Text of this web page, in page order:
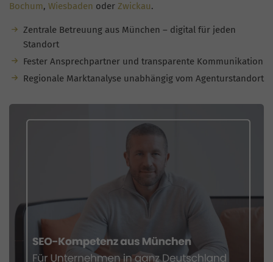
Bochum, Wiesbaden oder Zwickau.
Zentrale Betreuung aus München – digital für jeden
Standort
Fester Ansprechpartner und transparente Kommunikation
Regionale Marktanalyse unabhängig vom Agenturstandort